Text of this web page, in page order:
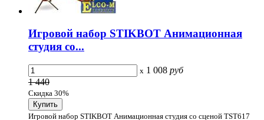
Игровой набор STIKBOT Анимационная
студия со...
x 1 008 руб
1 440
Скидка 30%
Игровой набор STIKBOT Анимационная студия со сценой TST617